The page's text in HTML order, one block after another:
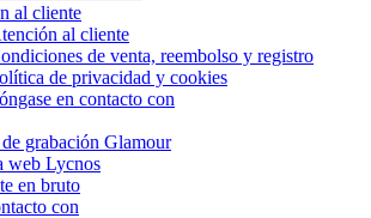
al cliente
al cliente
de venta, reembolso y registro
de privacidad y cookies
en contacto con
grabación Glamour
web Lycnos
en bruto
con